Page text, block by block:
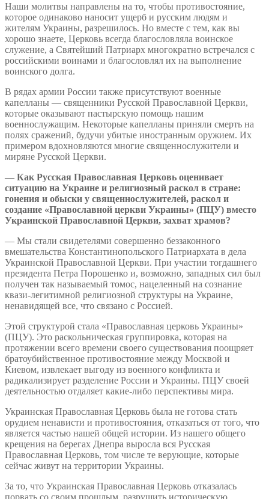
Наши молитвы направлены на то, чтобы противостояние,
которое одинаково наносит ущерб и русским людям и
жителям Украины, разрешилось. Но вместе с тем, как вы
хорошо знаете, Церковь всегда благословляла воинское
служение, а Святейший Патриарх многократно встречался с
российскими воинами и благословлял их на выполнение
воинского долга.
В рядах армии России также присутствуют военные
капелланы — священники Русской Православной Церкви,
которые оказывают пастырскую помощь нашим
военнослужащим. Некоторые капелланы приняли смерть на
полях сражений, будучи убитые иностранным оружием. Их
примером вдохновляются многие священнослужители и
миряне Русской Церкви.
— Как Русская Православная Церковь оценивает
ситуацию на Украине и религиозный раскол в стране:
гонения и обыски у священнослужителей, раскол и
создание «Православной церкви Украины» (ПЦУ) вместо
Украинской Православной Церкви, захват храмов?
— Мы стали свидетелями совершенно беззаконного
вмешательства Константинопольского Патриархата в дела
Украинской Православной Церкви. При участии тогдашнего
президента Петра Порошенко и, возможно, западных сил был
получен так называемый томос, нацеленный на сознание
квази-легитимной религиозной структуры на Украине,
ненавидящей все, что связано с Россией.
Этой структурой стала «Православная церковь Украины»
(ПЦУ). Это раскольническая группировка, которая на
протяжении всего времени своего существования поощряет
братоубийственное противостояние между Москвой и
Киевом, извлекает выгоду из военного конфликта и
радикализирует разделение России и Украины. ПЦУ своей
деятельностью отдаляет какие-либо перспективы мира.
Украинская Православная Церковь была не готова стать
орудием ненависти и противостояния, отказаться от того, что
является частью нашей общей истории. Из нашего общего
крещения на берегах Днепра выросла вся Русская
Православная Церковь, том числе те верующие, которые
сейчас живут на территории Украины.
За то, что Украинская Православная Церковь отказалась
порвать со своим прошлым, разрушить историческую